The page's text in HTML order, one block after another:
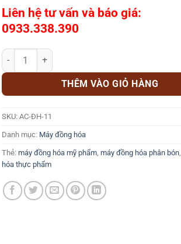
Liên hệ tư vấn và báo giá:
0933.338.390
Máy bơm đồng hóa AC-ĐH-11 số lượng
THÊM VÀO GIỎ HÀNG
SKU: AC-ĐH-11
Danh mục: Máy đồng hóa
Thẻ: máy đồng hóa mỹ phẩm, máy đồng hóa phân bón,
hóa thực phẩm